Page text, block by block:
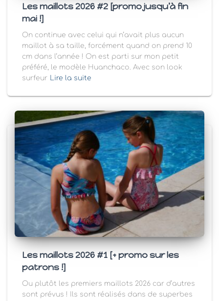
Les maillots 2026 #2 [promo jusqu’à fin
mai !]
On continue avec celui qui n’avait plus aucun
maillot à sa taille, forcément quand on prend 10
cm dans l’année ! On est parti sur mon petit
préféré, le modèle Huanchaco. Avec son look
surfeur
Lire la suite
Les maillots 2026 #1 [+ promo sur les
patrons !]
Ou plutôt les premiers maillots 2026 car d’autres
sont prévus ! Ils sont réalisés dans de superbes